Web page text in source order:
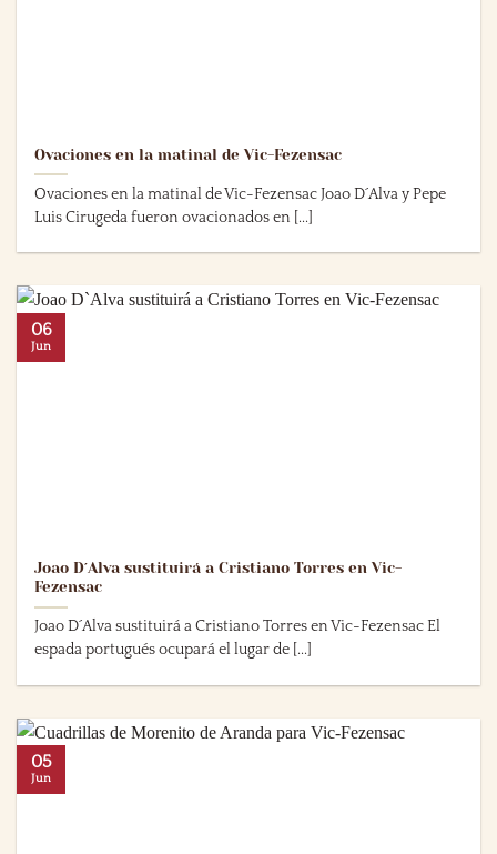
Ovaciones en la matinal de Vic-Fezensac
Ovaciones en la matinal de Vic-Fezensac Joao D´Alva y Pepe
Luis Cirugeda fueron ovacionados en [...]
Joao D´Alva sustituirá a Cristiano Torres en Vic-
Fezensac
Joao D´Alva sustituirá a Cristiano Torres en Vic-Fezensac El
espada portugués ocupará el lugar de [...]
06
Jun
05
Jun